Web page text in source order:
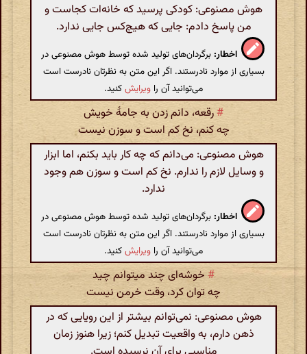
هوش مصنوعی: کودکی پرسید که خانه‌ات کجاست و
من پاسخ دادم: جایی که هیچ‌کس جایی ندارد.
اخطار: برگردان‌های تولید شده توسط هوش مصنوعی در
بسیاری از موارد نادرستند. اگر این متن به نظرتان نادرست است
می‌توانید آن را ویرایشکنید.
#رقعه، دانم زدن به جامهٔ خویش
چه کنم، نخ کم است و سوزن نیست
هوش مصنوعی: می‌دانم که چه کار باید بکنم، اما ابزار
و وسایل لازم را ندارم. نخ کم است و سوزن هم وجود
ندارد.
اخطار: برگردان‌های تولید شده توسط هوش مصنوعی در
بسیاری از موارد نادرستند. اگر این متن به نظرتان نادرست است
می‌توانید آن را ویرایشکنید.
# خوشه‌ای چند میتوانم چید
چه توان کرد، وقت خرمن نیست
هوش مصنوعی: نمی‌توانم بیشتر از این رویایی که در
ذهن دارم، به واقعیت تبدیل کنم؛ زیرا هنوز زمان